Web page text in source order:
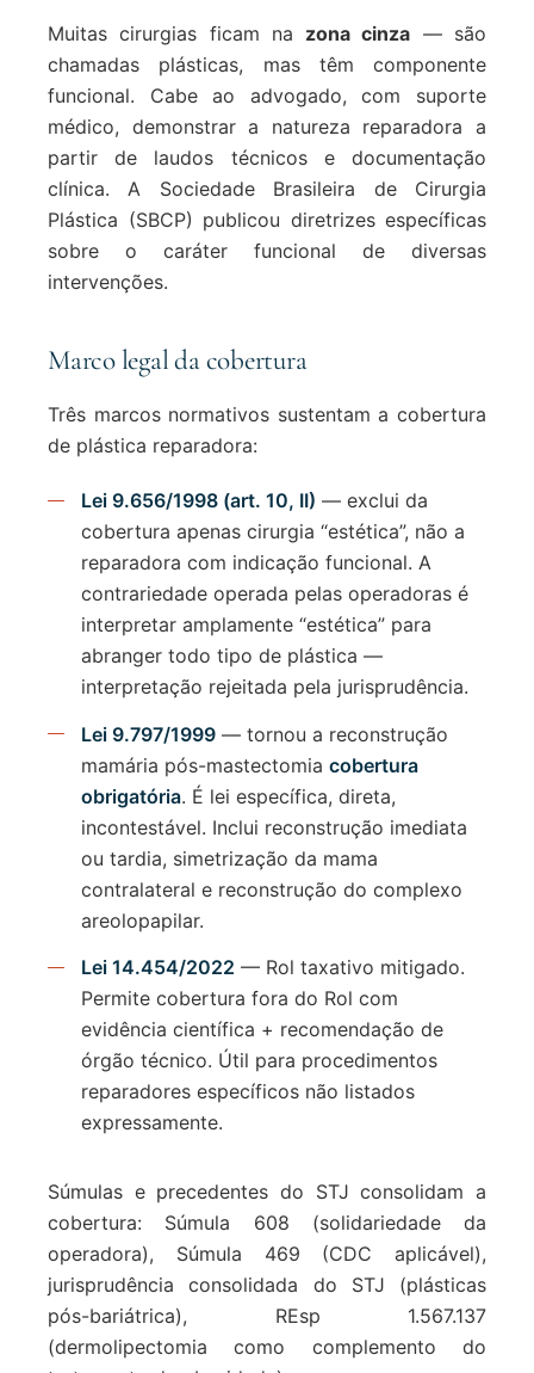
Muitas cirurgias ficam na zona cinza — são
chamadas plásticas, mas têm componente
funcional. Cabe ao advogado, com suporte
médico, demonstrar a natureza reparadora a
partir de laudos técnicos e documentação
clínica. A Sociedade Brasileira de Cirurgia
Plástica (SBCP) publicou diretrizes específicas
sobre o caráter funcional de diversas
intervenções.
Marco legal da cobertura
Três marcos normativos sustentam a cobertura
de plástica reparadora:
Lei 9.656/1998 (art. 10, II) — exclui da
cobertura apenas cirurgia “estética”, não a
reparadora com indicação funcional. A
contrariedade operada pelas operadoras é
interpretar amplamente “estética” para
abranger todo tipo de plástica —
interpretação rejeitada pela jurisprudência.
Lei 9.797/1999 — tornou a reconstrução
mamária pós-mastectomia cobertura
obrigatória. É lei específica, direta,
incontestável. Inclui reconstrução imediata
ou tardia, simetrização da mama
contralateral e reconstrução do complexo
areolopapilar.
Lei 14.454/2022 — Rol taxativo mitigado.
Permite cobertura fora do Rol com
evidência científica + recomendação de
órgão técnico. Útil para procedimentos
reparadores específicos não listados
expressamente.
Súmulas e precedentes do STJ consolidam a
cobertura: Súmula 608 (solidariedade da
operadora), Súmula 469 (CDC aplicável),
jurisprudência consolidada do STJ (plásticas
pós-bariátrica), REsp 1.567.137
(dermolipectomia como complemento do